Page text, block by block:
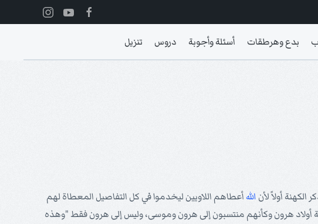
بدع وهرطقات أسئلة وأجوبة دروس تنزيل
أولاً لأن الله أعطاهم اللاويين ليخدموا في كل التفاصيل المعطاة لهم
أولاد هرون وكأنهم منتسبون إلى هرون وموسى، وليس إلى هرون فقط "وهذه